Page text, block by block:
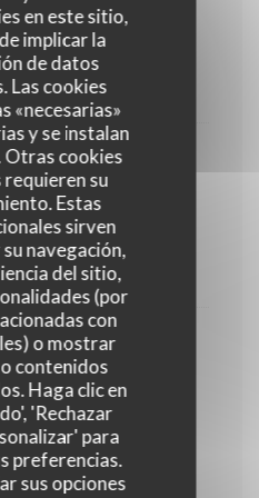
en este sitio,
implicar la
de datos
Las cookies
«necesarias»
y se instalan
cookies
requieren su
Estas
sirven
navegación,
del sitio,
(por
con
o mostrar
contenidos
Haga clic en
'Rechazar
para
preferencias.
sus opciones
à la crème à l'ail
EUR
de la mer
LECHE
EUR
de la mer
crevettes, bulots cuits
MOLUSCOS
EUR